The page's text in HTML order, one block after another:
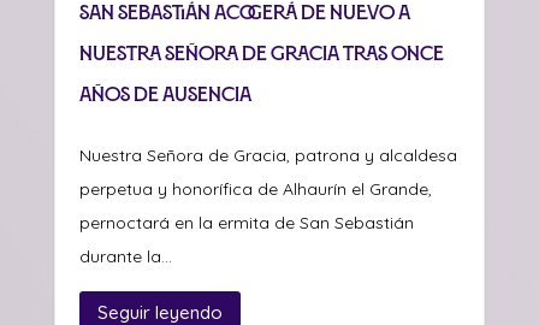
San Sebastián acogerá de nuevo a
Nuestra Señora de Gracia tras once
años de ausencia
Nuestra Señora de Gracia, patrona y alcaldesa
perpetua y honorífica de Alhaurín el Grande,
pernoctará en la ermita de San Sebastián
durante la...
Seguir leyendo